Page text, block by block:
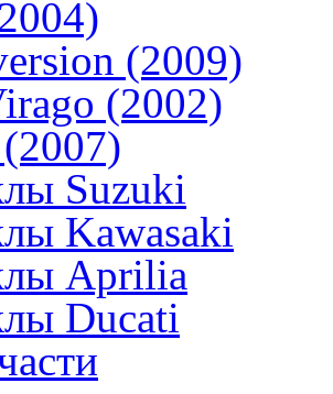
(2009)
(2002)
Suzuki
Kawasaki
Aprilia
Ducati